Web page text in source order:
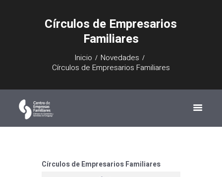
Círculos de Empresarios
Familiares
Inicio
Novedades
Círculos de Empresarios Familiares
Círculos de Empresarios Familiares